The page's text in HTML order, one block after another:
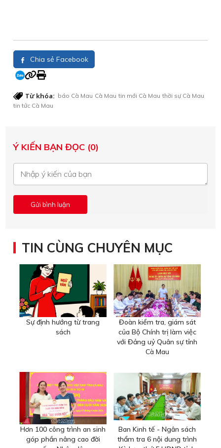
Chia sẻ Facebook
Từ khóa: báo Cà Mau Cà Mau tin mới Cà Mau thời sự Cà Mau
tin tức Cà Mau
Ý KIẾN BẠN ĐỌC (0)
TIN CÙNG CHUYÊN MỤC
Sự định hướng từ trang
sách
Đoàn kiểm tra, giám sát
của Bộ Chính trị làm việc
với Đảng uỷ Quân sự tỉnh
Cà Mau
Hơn 100 công trình an sinh
góp phần nâng cao đời
Ban Kinh tế - Ngân sách
thẩm tra 6 nội dung trình